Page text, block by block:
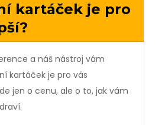
kartáček je pro
a náš nástroj vám
kartáček je pro vás
jen o cenu, ale o to, jak vám